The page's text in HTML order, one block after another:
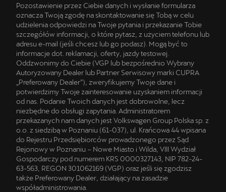
Pozostawienie przez Ciebie danych i wysłanie formularza
oznacza Twoją zgodę na skontaktowanie się Tobą w celu
udzielenia odpowiedzi na Twoje pytania i przekazanie Tobie
szczegółów informacji, o które pytasz, z użyciem telefonu lub
adresu e-mail (jeśli chcesz lub go podasz). Mogą być to
informacje dot. reklamacji, oferty, jazdy testowej.
Oddzwonimy do Ciebie (VGP lub bezpośrednio Wybrany
Autoryzowany Dealer lub Partner Serwisowy marki CUPRA
„Preferowany Dealer”), zweryfikujemy Twoje dane i
potwierdzimy Twoje zainteresowanie uzyskaniem informacji
od nas. Podanie Twoich danych jest dobrowolne, lecz
niezbędne do obsługi zapytania. Administratorem
przekazanych nam danych jest Volkswagen Group Polska sp. z
o.o. z siedzibą w Poznaniu (61-037), ul. Krańcowa 44 wpisana
do Rejestru Przedsiębiorców prowadzonego przez Sąd
Rejonowy w Poznaniu – Nowe Miasto i Wilda, VIII Wydział
Gospodarczy pod numerem KRS 0000327143, NIP 782-24-
63-563, REGON 301062169 (VGP) oraz jeśli się zgodzisz
także Preferowany Dealer, działający na zasadzie
współadministrowania.